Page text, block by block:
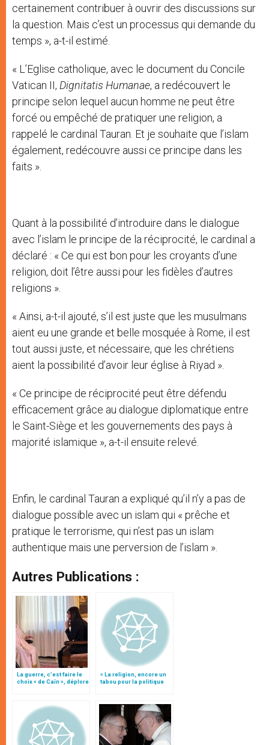
certainement contribuer à ouvrir des discussions sur
la question. Mais c’est un processus qui demande du
temps », a-t-il estimé.
« L’Eglise catholique, avec le document du Concile
Vatican II, Dignitatis Humanae, a redécouvert le
principe selon lequel aucun homme ne peut être
forcé ou empêché de pratiquer une religion, a
rappelé le cardinal Tauran. Et je souhaite que l’islam
également, redécouvre aussi ce principe dans les
faits ».
Quant à la possibilité d’introduire dans le dialogue
avec l’islam le principe de la réciprocité, le cardinal a
déclaré : « Ce qui est bon pour les croyants d’une
religion, doit l’être aussi pour les fidèles d’autres
religions ».
« Ainsi, a-t-il ajouté, s’il est juste que les musulmans
aient eu une grande et belle mosquée à Rome, il est
tout aussi juste, et nécessaire, que les chrétiens
aient la possibilité d’avoir leur église à Riyad ».
« Ce principe de réciprocité peut être défendu
efficacement grâce au dialogue diplomatique entre
le Saint-Siège et les gouvernements des pays à
majorité islamique », a-t-il ensuite relevé.
Enfin, le cardinal Tauran a expliqué qu’il n’y a pas de
dialogue possible avec un islam qui « prêche et
pratique le terrorisme, qui n’est pas un islam
authentique mais une perversion de l’islam ».
Autres Publications :
La guerre, c’est faire le
choix « de Caïn », déplore
« La religion, encore un
tabou pour la politique